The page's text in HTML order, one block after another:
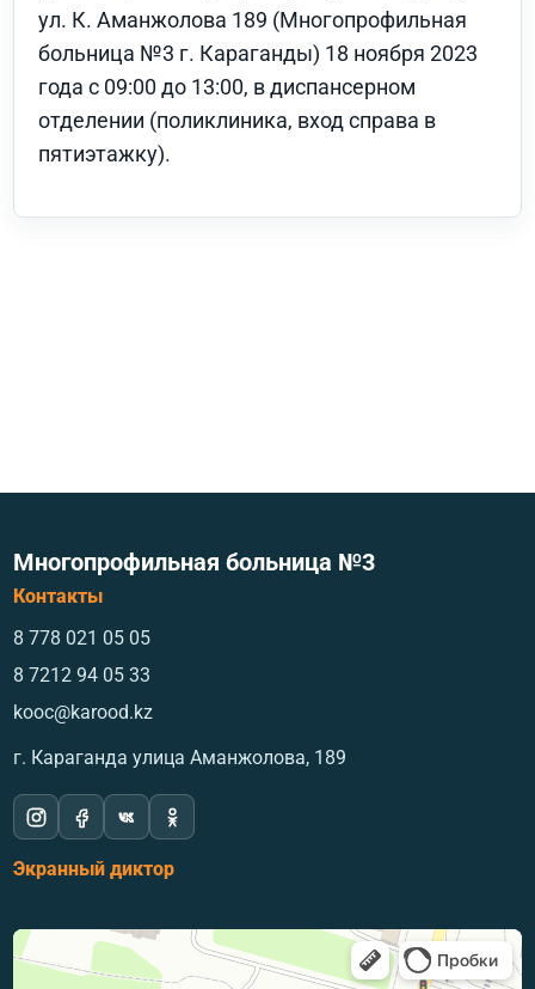
ул. К. Аманжолова 189 (Многопрофильная
больница №3 г. Караганды) 18 ноября 2023
года с 09:00 до 13:00, в диспансерном
отделении (поликлиника, вход справа в
пятиэтажку).
Многопрофильная больница №3
Контакты
8 778 021 05 05
8 7212 94 05 33
kooc@karood.kz
г. Караганда ​улица Аманжолова, 189
Экранный диктор